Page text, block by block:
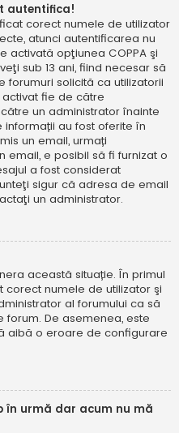
autentifica!
corect numele de utilizator
atunci autentificarea nu
activată opţiunea COPPA şi
sub 13 ani, fiind necesar să
forumuri solicită ca utilizatorii
fie de către
un administrator înainte
au fost oferite în
un email, urmați
email, e posibil să fi furnizat o
a fost considerat
sigur că adresa de email
un administrator.
această situație. În primul
numele de utilizator şi
al forumului ca să
De asemenea, este
aibă o eroare de configurare
urmă dar acum nu mă